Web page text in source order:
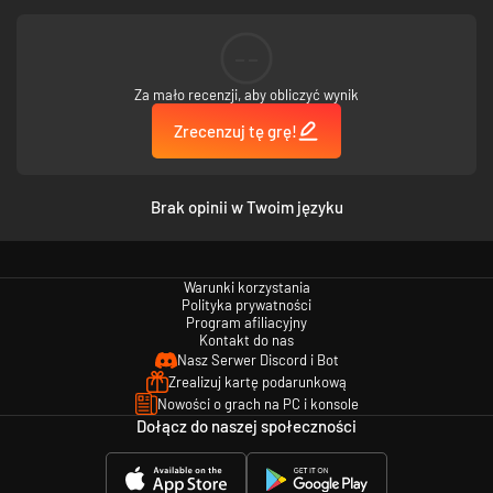
Make friends with bugs, and dance with them. Some bugs could use a
little help from a friend and might even join your rescue effort in return!
Za mało recenzji, aby obliczyć wynik
Zrecenzuj tę grę!
Brak opinii w Twoim języku
Warunki korzystania
Polityka prywatności
Program afiliacyjny
Kontakt do nas
Nasz Serwer Discord i Bot
Zrealizuj kartę podarunkową
Nowości o grach na PC i konsole
Dołącz do naszej społeczności